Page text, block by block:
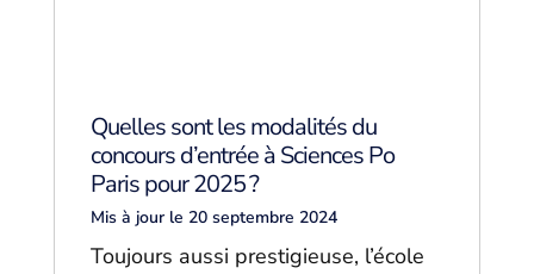
Quelles sont les modalités du
concours d’entrée à Sciences Po
Paris pour 2025 ?
Mis à jour le 20 septembre 2024
Toujours aussi prestigieuse, l’école